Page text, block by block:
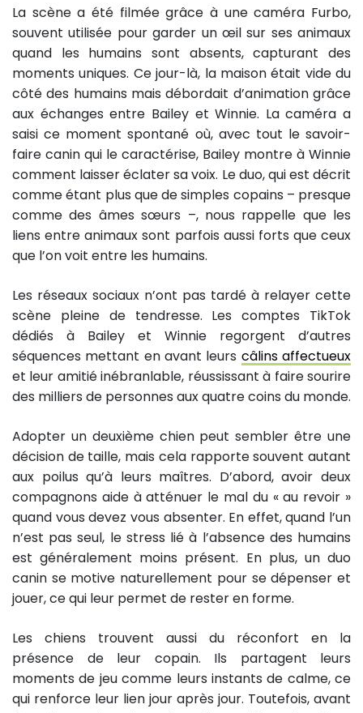
La scène a été filmée grâce à une caméra Furbo,
souvent utilisée pour garder un œil sur ses animaux
quand les humains sont absents, capturant des
moments uniques. Ce jour-là, la maison était vide du
côté des humains mais débordait d’animation grâce
aux échanges entre Bailey et Winnie. La caméra a
saisi ce moment spontané où, avec tout le savoir-
faire canin qui le caractérise, Bailey montre à Winnie
comment laisser éclater sa voix. Le duo, qui est décrit
comme étant plus que de simples copains – presque
comme des âmes sœurs –, nous rappelle que les
liens entre animaux sont parfois aussi forts que ceux
que l’on voit entre les humains.
Les réseaux sociaux n’ont pas tardé à relayer cette
scène pleine de tendresse. Les comptes TikTok
dédiés à Bailey et Winnie regorgent d’autres
séquences mettant en avant leurs câlins affectueux
et leur amitié inébranlable, réussissant à faire sourire
des milliers de personnes aux quatre coins du monde.
Adopter un deuxième chien peut sembler être une
décision de taille, mais cela rapporte souvent autant
aux poilus qu’à leurs maîtres. D’abord, avoir deux
compagnons aide à atténuer le mal du « au revoir »
quand vous devez vous absenter. En effet, quand l’un
n’est pas seul, le stress lié à l’absence des humains
est généralement moins présent. En plus, un duo
canin se motive naturellement pour se dépenser et
jouer, ce qui leur permet de rester en forme.
Les chiens trouvent aussi du réconfort en la
présence de leur copain. Ils partagent leurs
moments de jeu comme leurs instants de calme, ce
qui renforce leur lien jour après jour. Toutefois, avant